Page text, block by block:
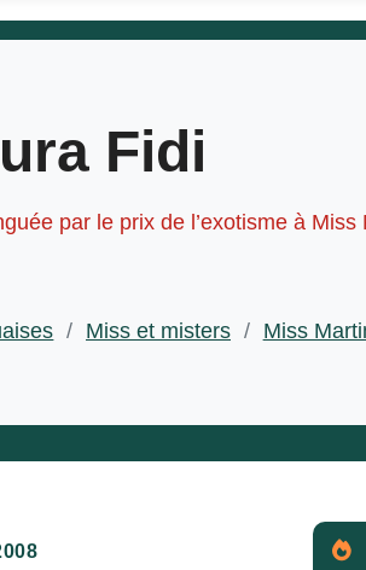
Fidi
par le prix de l’exotisme à Miss
/ Miss et misters / Miss